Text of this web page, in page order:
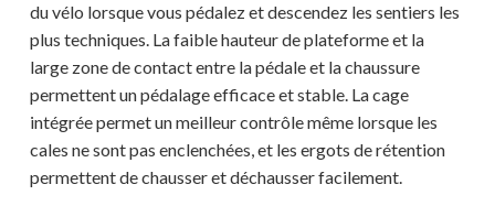
du vélo lorsque vous pédalez et descendez les sentiers les
plus techniques. La faible hauteur de plateforme et la
large zone de contact entre la pédale et la chaussure
permettent un pédalage efficace et stable. La cage
intégrée permet un meilleur contrôle même lorsque les
cales ne sont pas enclenchées, et les ergots de rétention
permettent de chausser et déchausser facilement.